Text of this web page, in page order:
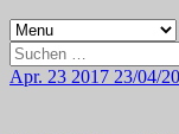
Suchen
nach:
Apr. 23 2017 23/04/